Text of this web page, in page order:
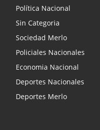
Política Nacional
Sin Categoria
Sociedad Merlo
Policiales Nacionales
Economia Nacional
Deportes Nacionales
Deportes Merlo